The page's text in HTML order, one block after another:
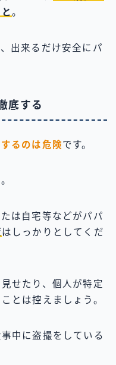
。
出来るだけ安全にパ
底する
るのは危険です。
は自宅等などがパパ
はしっかりとしてくだ
せたり、個人が特定
とは控えましょう。
中に盗撮をしている